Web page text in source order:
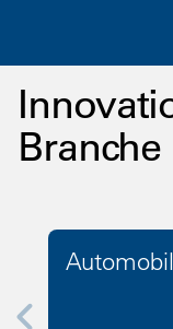
Branche